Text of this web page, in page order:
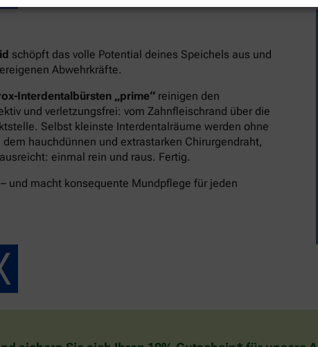
schöpft das volle Potential deines Speichels aus und
Abwehrkräfte.
Interdentalbürsten „prime“ reinigen den
und verletzungsfrei: vom Zahnfleischrand über die
Selbst kleinste Interdentalräume werden ohne
dem hauchdünnen und extrastarken Chirurgendraht,
einmal rein und raus. Fertig.
und macht konsequente Mundpflege für jeden